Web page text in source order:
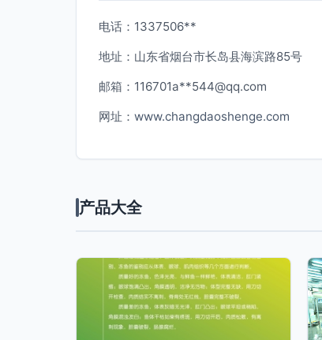
电话：1337506**
地址：山东省烟台市长岛县海滨路85号
邮箱：116701a**544@qq.com
网址： www.changdaoshenge.com
产品大全